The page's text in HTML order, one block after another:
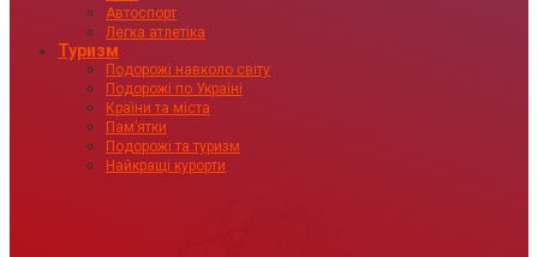
Автоспорт
Легка атлетіка
Туризм
Подорожі навколо світу
Подорожі по Україні
Країни та міста
Пам’ятки
Подорожі та туризм
Найкращі курорти